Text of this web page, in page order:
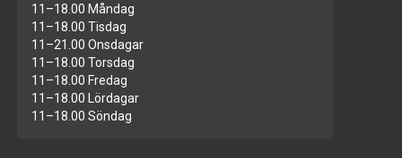
11–18.00 Måndag
11–18.00 Tisdag
11–21.00 Onsdagar
11–18.00 Torsdag
11–18.00 Fredag
11–18.00 Lördagar
11–18.00 Söndag